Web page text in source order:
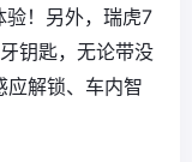
！另外，瑞虎7
钥匙，无论带没
应解锁、车内智